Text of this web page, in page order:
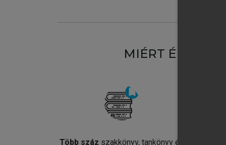
MIÉRT
Több száz szakkönyv, tankönyv és